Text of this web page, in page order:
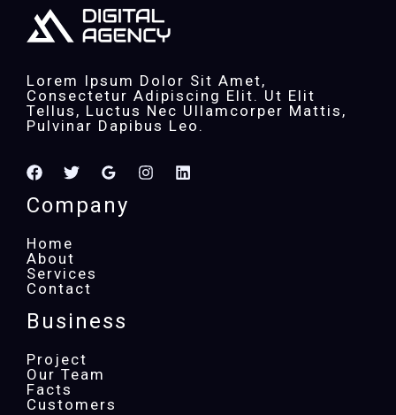
Lorem Ipsum Dolor Sit Amet,
Consectetur Adipiscing Elit. Ut Elit
Tellus, Luctus Nec Ullamcorper Mattis,
Pulvinar Dapibus Leo.
Company
Home
About
Services
Contact
Business
Project
Our Team
Facts
Customers